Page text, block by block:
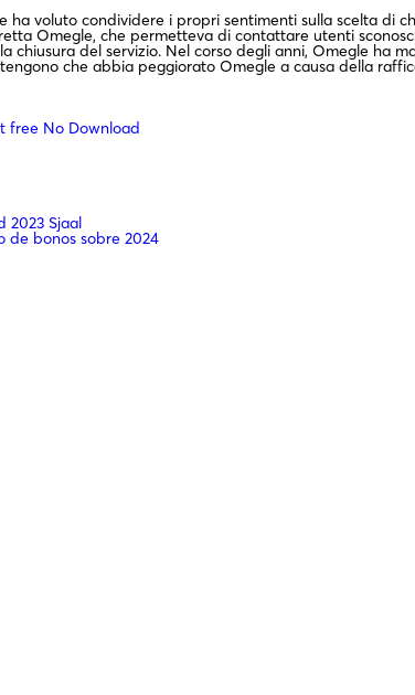
voluto condividere i propri sentimenti sulla scelta di
Omegle, che permetteva di contattare utenti
del servizio. Nel corso degli anni, Omegle ha
che abbia peggiorato Omegle a causa della
free No Download
2023 Sjaal
de bonos sobre 2024